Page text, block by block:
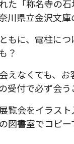
た「称名寺の
川県立金沢文庫
もに、電柱に
？
えなくても、
受付で必ず会う
覧会をイラス
図書室でコピ